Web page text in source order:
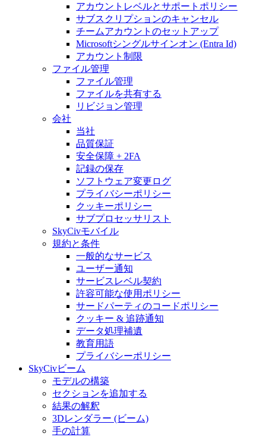
アカウントレベルとサポートポリシー
サブスクリプションのキャンセル
チームアカウントのセットアップ
Microsoftシングルサインオン (Entra Id)
アカウント制限
ファイル管理
ファイル管理
ファイルを共有する
リビジョン管理
会社
当社
品質保証
安全保障 + 2FA
記録の保存
ソフトウェア変更ログ
プライバシーポリシー
クッキーポリシー
サブプロセッサリスト
SkyCivモバイル
規約と条件
一般的なサービス
ユーザー通知
サービスレベル契約
許容可能な使用ポリシー
サードパーティのコードポリシー
クッキー & 追跡通知
データ処理補遺
教育用語
プライバシーポリシー
SkyCivビーム
モデルの構築
セクションを追加する
結果の解釈
3Dレンダラー (ビーム)
手の計算